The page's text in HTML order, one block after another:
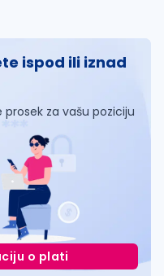
ispod ili iznad
za vašu poziciju
o plati